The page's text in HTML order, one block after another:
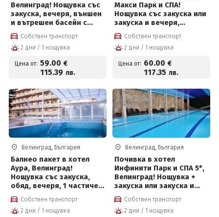
Велинград! Нощувка със
закуска, вечеря, външен
и вътрешен басейн с
минерална вода,
джакузи и СПА за 59 € на
човек
Собствен транспорт
2 дни / 1 нощувка
Цена от: 59.00 €
115.39 лв.
Макси Парк и СПА!
Нощувка със закуска или
закуска и вечеря,
външни и вътрешни
басейни с минерална
вода, джакузи, топила и
деца до 12г
Собствен транспорт
2 дни / 1 нощувка
Цена от: 60.00 €
117.35 лв.
Велинград, България
Балнео пакет в хотел
Аура, Велинград!
Нощувка със закуска,
обяд, вечеря, 1 частичен
масаж, 2 физиотерапии,
вътрешен и външен
басейн с лечебна
Собствен транспорт
2 дни / 1 нощувка
Велинград, България
Почивка в хотел
Инфинити Парк и СПА 5*,
Велинград! Нощувка +
закуска или закуска и
вечеря, вътрешни
термални басейни и СПА
пакет
Собствен транспорт
2 дни / 1 нощувка